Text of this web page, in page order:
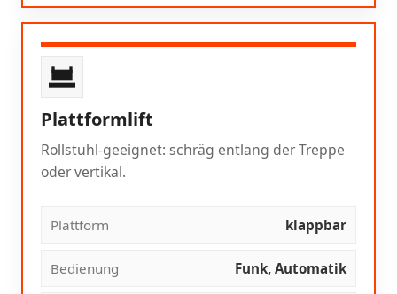
Plattformlift
Rollstuhl-geeignet: schräg entlang der Treppe
oder vertikal.
Plattform klappbar
Bedienung Funk, Automatik